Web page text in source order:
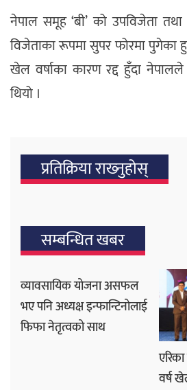
नेपाल समूह ‘बी’ को उपविजेता
विजेताका रूपमा सुपर फोरमा पुगेका
खेल वर्षाका कारण रद्द हुँदा नेपालले
थियो ।
प्रतिक्रिया राख्‍नुहोस्
सम्बन्धित खबर
व्यावसायिक योजना असफल
भए पनि अध्यक्ष इन्फान्टिनोलाई
फिफा नेतृत्वको साथ
वर्ष